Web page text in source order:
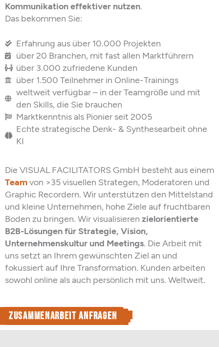
Kommunikation effektiver nutzen.
Das bekommen Sie:
Erfahrung aus über 10.000 Projekten
über 20 Branchen, mit fast allen Marktführern
über 3.000 zufriedene Kunden
über 1.500 Teilnehmer in Online-Trainings
weltweit verfügbar – in der Teamgröße und mit
den Skills, die Sie brauchen
Marktkenntnis als Pionier seit 2005
Echte strategische Denk- & Synthesearbeit ohne
KI
Die VISUAL FACILITATORS GmbH besteht aus einem
Teamvon >35 visuellen Strategen, Moderatoren und
Graphic Recordern. Wir unterstützen den Mittelstand
und kleine Unternehmen, hohe Ziele auf fruchtbaren
Boden zu bringen. Wir visualisieren zielorientierte
B2B-Lösungenfür Strategie, Vision,
Unternehmenskultur und Meetings. Die Arbeit mit
uns setzt an Ihrem gewünschten Ziel an und
fokussiert auf Ihre Transformation. Kunden arbeiten
sowohl online als auch persönlich mit uns. Weltweit.
Zusammenarbeit anfragen